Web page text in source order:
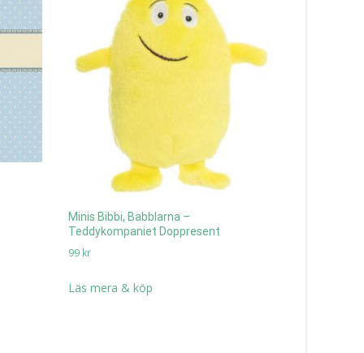
Minis Bibbi, Babblarna –
Teddykompaniet Doppresent
99 kr
Läs mera & köp